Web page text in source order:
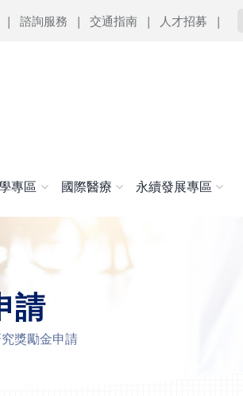
諮詢服務 交通指南 人才招募
專區 國際醫療 永續發展專區
請
獎勵金申請